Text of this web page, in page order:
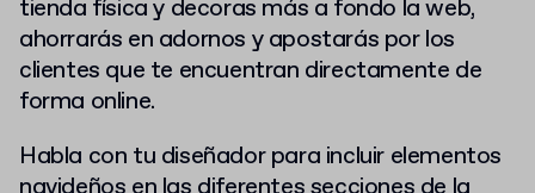
tienda física y decoras más a fondo la web,
ahorrarás en adornos y apostarás por los
clientes que te encuentran directamente de
forma online.
Habla con tu diseñador para incluir elementos